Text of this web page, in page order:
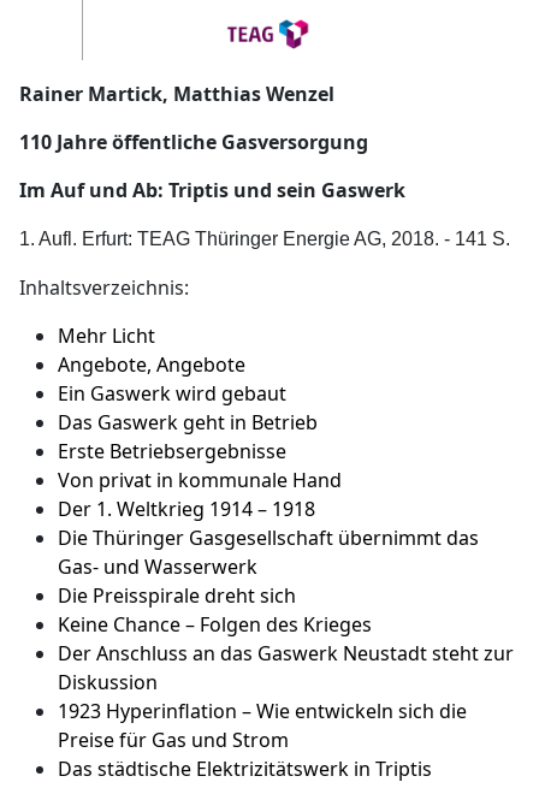
Rainer Martick, Matthias Wenzel
110 Jahre öffentliche Gasversorgung
Im Auf und Ab: Triptis und sein Gaswerk
1. Aufl. Erfurt: TEAG Thüringer Energie AG, 2018. - 141 S.
Inhaltsverzeichnis:
Mehr Licht
Angebote, Angebote
Ein Gaswerk wird gebaut
Das Gaswerk geht in Betrieb
Erste Betriebsergebnisse
Von privat in kommunale Hand
Der 1. Weltkrieg 1914 – 1918
Die Thüringer Gasgesellschaft übernimmt das
Gas- und Wasserwerk
Die Preisspirale dreht sich
Keine Chance – Folgen des Krieges
Der Anschluss an das Gaswerk Neustadt steht zur
Diskussion
1923 Hyperinflation – Wie entwickeln sich die
Preise für Gas und Strom
Das städtische Elektrizitätswerk in Triptis